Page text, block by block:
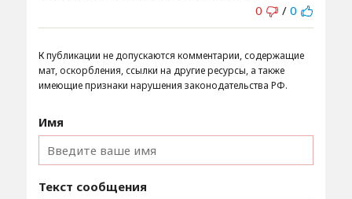
0
/ 0
К публикации не допускаются комментарии, содержащие
мат, оскорбления, ссылки на другие ресурсы, а также
имеющие признаки нарушения законодательства РФ.
Имя
Текст сообщения